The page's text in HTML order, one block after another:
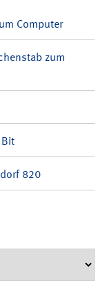
Computer
zum
820